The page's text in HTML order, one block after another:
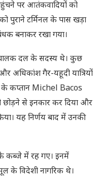
पर आतंकवादियों को
पुराने टर्मिनल के पास खड़ा
बनाकर रखा गया।
दल के सदस्य थे। कुछ
अधिकांश गैर-यहूदी यात्रियों
के कप्तान Michel Bacos
से इनकार कर दिया और
यह निर्णय बाद में उनकी
कब्जे में रह गए। इनमें
के विदेशी नागरिक थे।